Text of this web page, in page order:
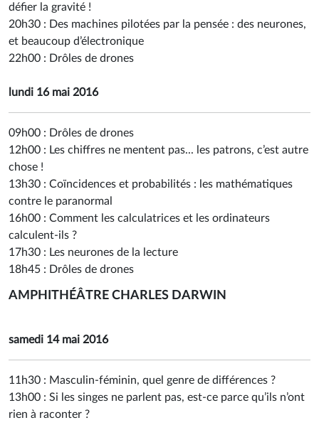
défier la gravité !
20h30 : Des machines pilotées par la pensée : des neurones,
et beaucoup d’électronique
22h00 : Drôles de drones
lundi 16 mai 2016
09h00 : Drôles de drones
12h00 : Les chiffres ne mentent pas... les patrons, c’est autre
chose !
13h30 : Coïncidences et probabilités : les mathématiques
contre le paranormal
16h00 : Comment les calculatrices et les ordinateurs
calculent-ils ?
17h30 : Les neurones de la lecture
18h45 : Drôles de drones
AMPHITHÉÂTRE CHARLES DARWIN
samedi 14 mai 2016
11h30 : Masculin-féminin, quel genre de différences ?
13h00 : Si les singes ne parlent pas, est-ce parce qu’ils n’ont
rien à raconter ?